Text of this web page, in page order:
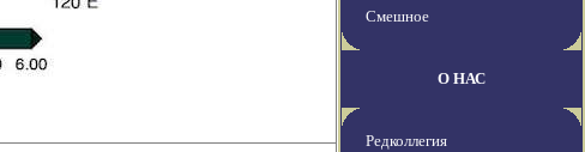
Смешное
О НАС
Редколлегия